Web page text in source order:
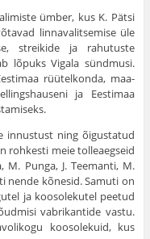
ümber, kus K. Pätsi
linnavalitse­mise üle
streikide ja rahutuste
lõpuks Vigala sündmusi.
rüütelkonda, maa­
ja Eestimaa
innustust ning õigustatud
rohkesti meie tolleaegseid
M. Punga, J. Teemanti, M.
nende kõnesid. Samuti on
ja koosolekutel pee­tud
vabrikantide vastu.
koosolekuid, kus